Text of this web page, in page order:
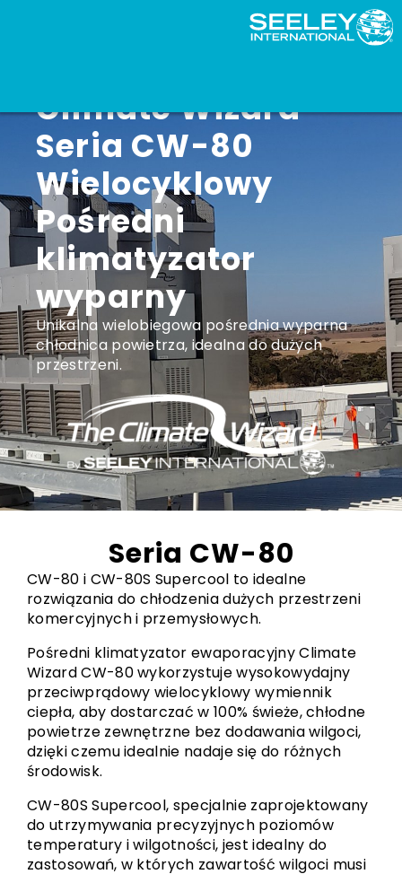
Climate Wizard
Seria CW-80
Wielocyklowy
Pośredni
klimatyzator
wyparny
Unikalna wielobiegowa pośrednia wyparna
chłodnica powietrza, idealna do dużych
przestrzeni.
Seria CW-80
CW-80 i CW-80S Supercool to idealne
rozwiązania do chłodzenia dużych przestrzeni
komercyjnych i przemysłowych.
Pośredni klimatyzator ewaporacyjny Climate
Wizard CW-80 wykorzystuje wysokowydajny
przeciwprądowy wielocyklowy wymiennik
ciepła, aby dostarczać w 100% świeże, chłodne
powietrze zewnętrzne bez dodawania wilgoci,
dzięki czemu idealnie nadaje się do różnych
środowisk.
CW-80S Supercool, specjalnie zaprojektowany
do utrzymywania precyzyjnych poziomów
temperatury i wilgotności, jest idealny do
zastosowań, w których zawartość wilgoci musi